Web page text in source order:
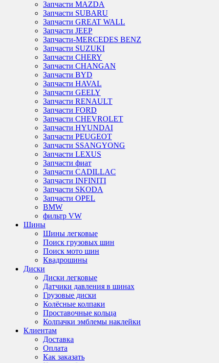
Запчасти MAZDA
Запчасти SUBARU
Запчасти GREAT WALL
Запчасти JEEP
Запчасти-MERCEDES BENZ
Запчасти SUZUKI
Запчасти CHERY
Запчасти CHANGAN
Запчасти BYD
Запчасти HAVAL
Запчасти GEELY
Запчасти RENAULT
Запчасти FORD
Запчасти CHEVROLET
Запчасти HYUNDAI
Запчасти PEUGEOT
Запчасти SSANGYONG
Запчасти LEXUS
Запчасти фиат
Запчасти CADILLAC
Запчасти INFINITI
Запчасти SKODA
Запчасти OPEL
BMW
фильтр VW
Шины
Шины легковые
Поиск грузовых шин
Поиск мото шин
Квадрошины
Диски
Диски легковые
Датчики давления в шинах
Грузовые диски
Колёсные колпаки
Проставочные кольца
Колпачки эмблемы наклейки
Клиентам
Доставка
Оплата
Как заказать